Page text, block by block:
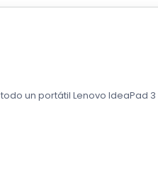
todo un portátil Lenovo IdeaPad